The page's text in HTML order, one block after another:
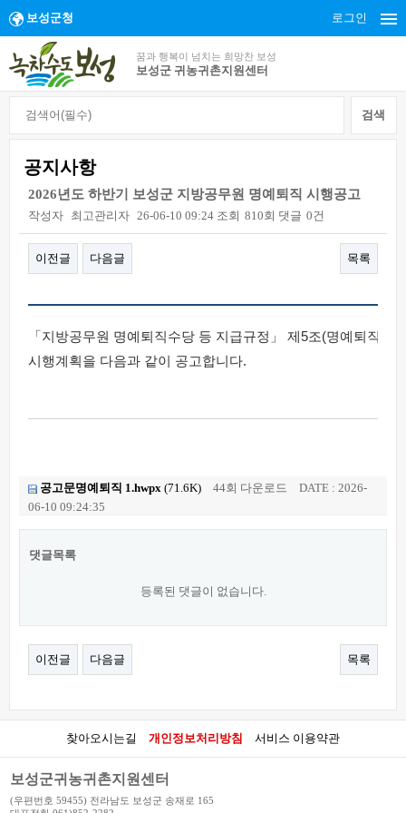
보성군청 로그인
꿈과 행복이 넘치는 희망찬 보성
보성군 귀농귀촌지원센터
공지사항
2026년도 하반기 보성군 지방공무원 명예퇴직 시행공고
작성자 최고관리자 26-06-10 09:24 조회 810회 댓글 0건
이전글 다음글 목록
본문
「지방공무원 명예퇴직수당 등 지급규정」 제5조(명예퇴직
시행계획을 다음과 같이 공고합니다.
공고문명예퇴직 1.hwpx (71.6K) 44회 다운로드
DATE : 2026-
06-10 09:24:35
댓글목록
등록된 댓글이 없습니다.
이전글 다음글 목록
찾아오시는길 개인정보처리방침 서비스 이용약관
보성군귀농귀촌지원센터
(우편번호 59455) 전라남도 보성군 송재로 165